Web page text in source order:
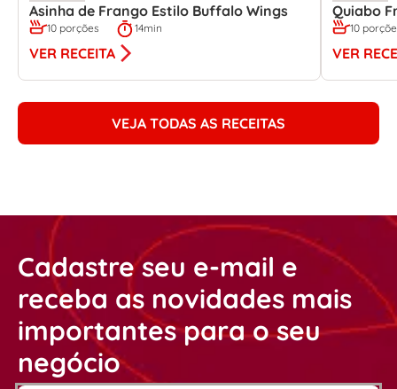
Asinha de Frango Estilo Buffalo Wings
10 porções 14min
VER RECEITA
Quiabo
10
VER
VEJA TODAS AS RECEITAS
Cadastre seu e-mail e
receba as novidades mais
importantes para o seu
negócio